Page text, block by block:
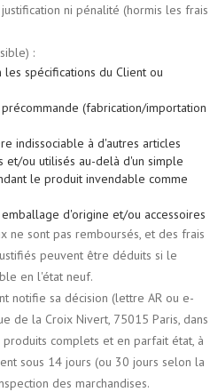
ni pénalité (hormis les frais
:
spécifications du Client ou
(fabrication/importation
indissociable à d'autres articles
ou utilisés au-delà d'un simple
le produit invendable comme
d'origine et/ou accessoires
ne sont pas remboursés, et des frais
peuvent être déduits si le
en l'état neuf.
notifie sa décision (lettre AR ou e-
de la Croix Nivert, 75015 Paris, dans
complets et en parfait état, à
sous 14 jours (ou 30 jours selon la
des marchandises.